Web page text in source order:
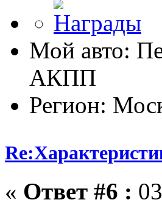
Мой авто:
АКПП
Регион:
« Ответ #6 :